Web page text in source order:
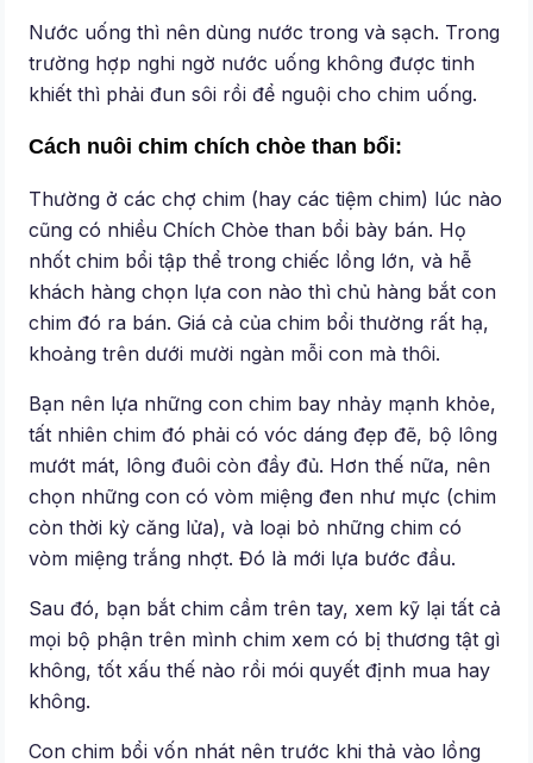
Nước uống thì nên dùng nước trong và sạch. Trong
trường hợp nghi ngờ nước uống không được tinh
khiết thì phải đun sôi rồi để nguội cho chim uống.
Cách nuôi chim chích chòe than bổi:
Thường ở các chợ chim (hay các tiệm chim) lúc nào
cũng có nhiều Chích Chòe than bổi bày bán. Họ
nhốt chim bổi tập thể trong chiếc lồng lớn, và hễ
khách hàng chọn lựa con nào thì chủ hàng bắt con
chim đó ra bán. Giá cả của chim bổi thường rất hạ,
khoảng trên dưới mười ngàn mỗi con mà thôi.
Bạn nên lựa những con chim bay nhảy mạnh khỏe,
tất nhiên chim đó phải có vóc dáng đẹp đẽ, bộ lông
mướt mát, lông đuôi còn đầy đủ. Hơn thế nữa, nên
chọn những con có vòm miệng đen như mực (chim
còn thời kỳ căng lửa), và loại bỏ những chim có
vòm miệng trắng nhợt. Đó là mới lựa bước đầu.
Sau đó, bạn bắt chim cầm trên tay, xem kỹ lại tất cả
mọi bộ phận trên mình chim xem có bị thương tật gì
không, tốt xấu thế nào rồi mói quyết định mua hay
không.
Con chim bổi vốn nhát nên trước khi thả vào lồng